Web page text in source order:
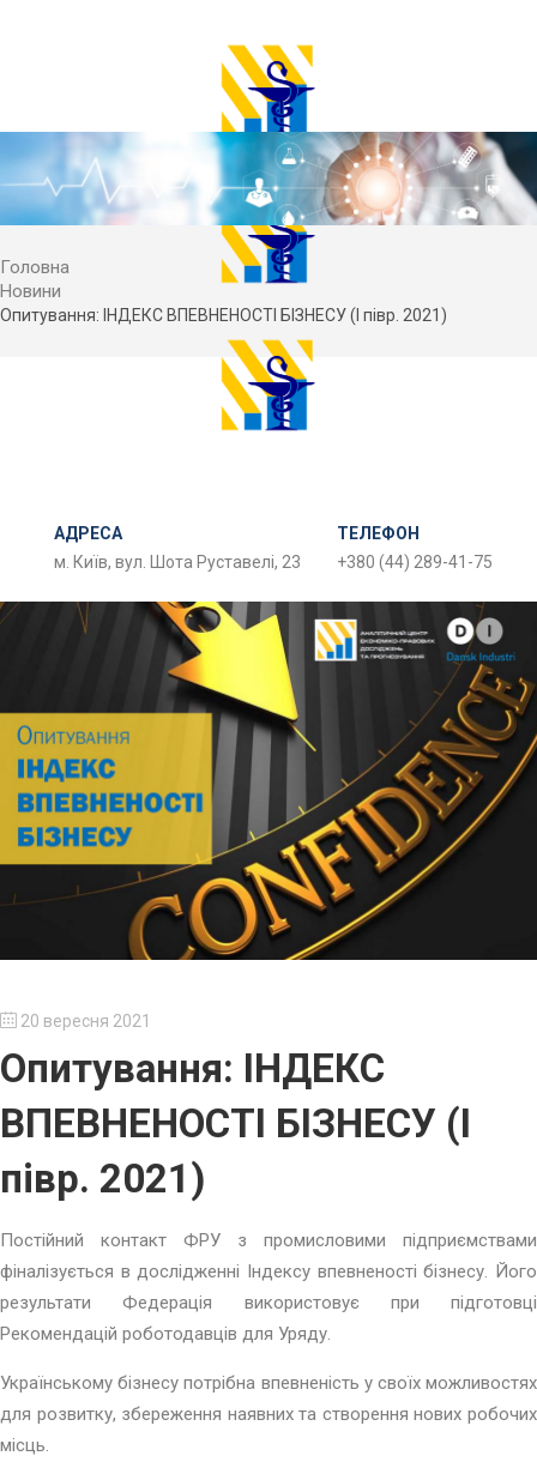
АДРЕСА
м. Київ, вул. Шота Руставелі, 23
ТЕЛЕФОН
+380 (44) 289-41-75
Головна
Новини
Опитування: ІНДЕКС ВПЕВНЕНОСТІ БІЗНЕСУ (І півр. 2021)
20 вересня 2021
Опитування: ІНДЕКС
ВПЕВНЕНОСТІ БІЗНЕСУ (І
півр. 2021)
Постійний контакт ФРУ з промисловими підприємствами
фіналізується в дослідженні Індексу впевненості бізнесу. Його
результати Федерація використовує при підготовці
Рекомендацій роботодавців для Уряду.
Українському бізнесу потрібна впевненість у своїх можливостях
для розвитку, збереження наявних та створення нових робочих
місць.